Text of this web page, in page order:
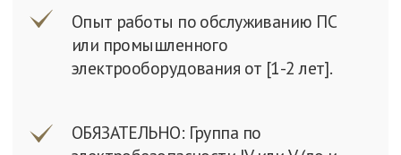
«Светловский»
ГОК «Светловский» — новый
производственный объект GV Gold,
регионов золотодобычи России.
Месторождение находится в 130